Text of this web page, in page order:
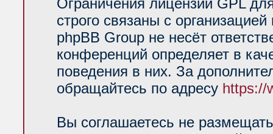
Ограничения лицензии GPL
строго связаны с
phpBB Group не несёт
конференций определяет в
поведения в них. За
обращайтесь по адресу https://
Вы соглашаетесь не